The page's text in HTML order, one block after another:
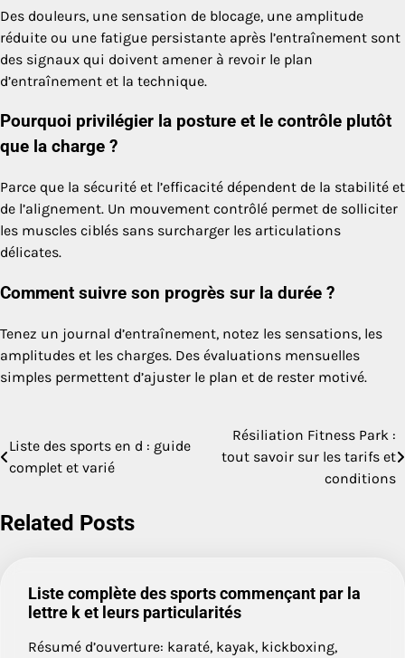
Des douleurs, une sensation de blocage, une amplitude
réduite ou une fatigue persistante après l’entraînement sont
des signaux qui doivent amener à revoir le plan
d’entraînement et la technique.
Pourquoi privilégier la posture et le contrôle plutôt
que la charge ?
Parce que la sécurité et l’efficacité dépendent de la stabilité et
de l’alignement. Un mouvement contrôlé permet de solliciter
les muscles ciblés sans surcharger les articulations
délicates.
Comment suivre son progrès sur la durée ?
Tenez un journal d’entraînement, notez les sensations, les
amplitudes et les charges. Des évaluations mensuelles
simples permettent d’ajuster le plan et de rester motivé.
Navigation
de
Liste des sports en d : guide
complet et varié
Résiliation Fitness Park :
tout savoir sur les tarifs et
conditions
Related Posts
Liste complète des sports commençant par la
lettre k et leurs particularités
Résumé d’ouverture: karaté, kayak, kickboxing,